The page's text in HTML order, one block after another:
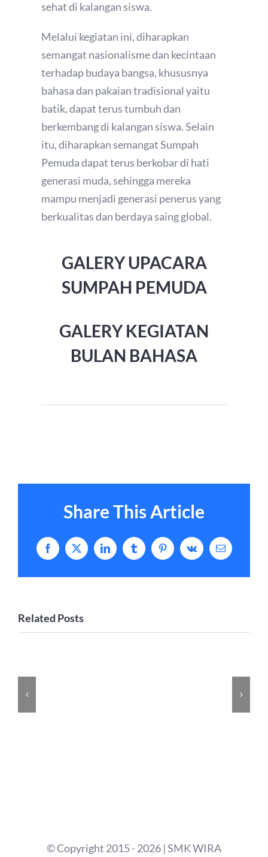
sehat di kalangan siswa.
Melalui kegiatan ini, diharapkan
semangat nasionalisme dan kecintaan
terhadap budaya bangsa, khususnya
bahasa dan pakaian tradisional yaitu
batik, dapat terus tumbuh dan
berkembang di kalangan siswa. Selain
itu, diharapkan semangat Sumpah
Pemuda dapat terus berkobar di hati
generasi muda, sehingga mereka
mampu menjadi generasi penerus yang
berkualitas dan berdaya saing global.
GALERY UPACARA
SUMPAH PEMUDA
GALERY KEGIATAN
BULAN BAHASA
Share This Article
Facebook
X LinkedInTumblr PinterestVk Email
Related Posts
© Copyright 2015 - 2026 | SMK WIRA